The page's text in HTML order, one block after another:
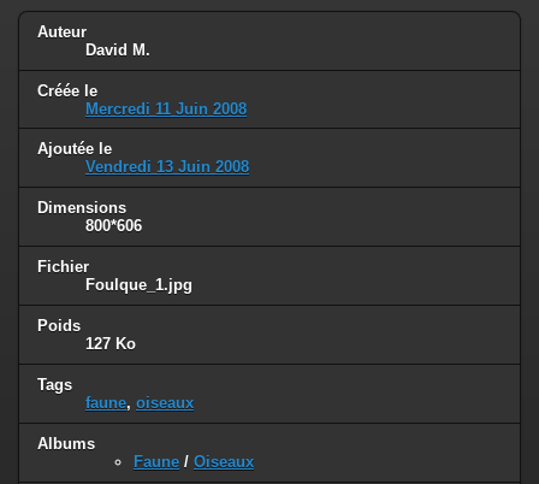
Auteur
David M.
Créée le
Mercredi 11 Juin 2008
Ajoutée le
Vendredi 13 Juin 2008
Dimensions
800*606
Fichier
Foulque_1.jpg
Poids
127 Ko
Tags
faune, oiseaux
Albums
Faune / Oiseaux